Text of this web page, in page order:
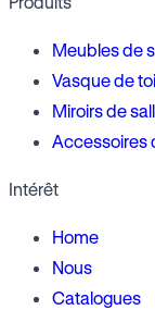
Meubles de
Vasque de
Miroirs de
Accessoires
Intérêt
Home
Nous
Catalogues